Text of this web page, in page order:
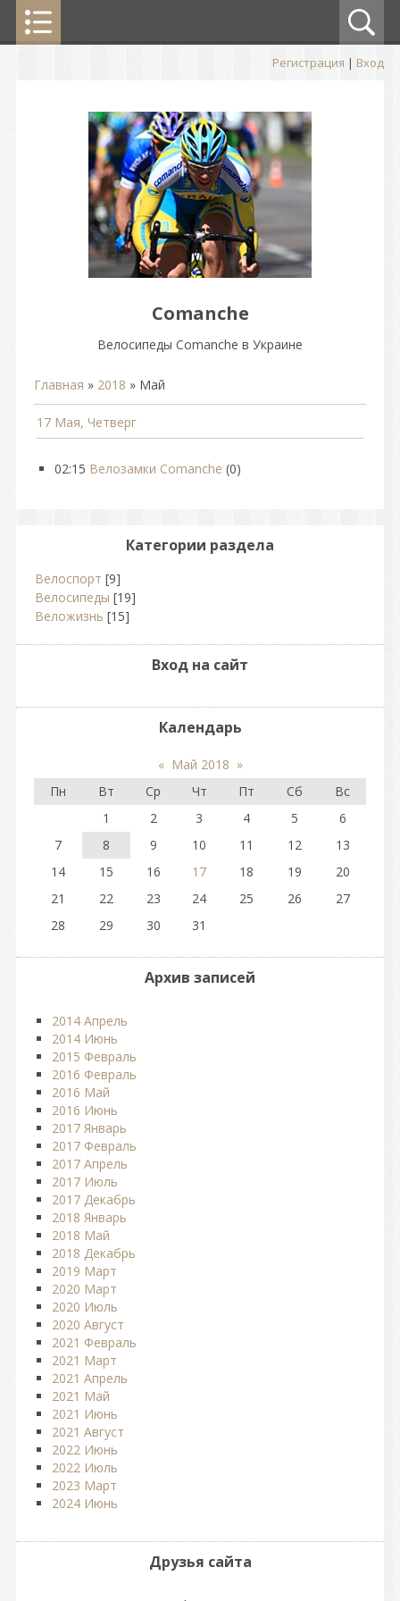
Регистрация | Вход
Comanche
Велосипеды Comanche в Украине
Главная » 2018 » Май
17 Мая, Четверг
02:15 Велозамки Comanche (0)
Категории раздела
Велоспорт [9]
Велосипеды [19]
Веложизнь [15]
Вход на сайт
Календарь
« Май 2018 »
Пн
Вт Ср Чт Пт Сб
Вс
1
2 3 4 5
6
7
8 9 10 11 12
13
14
15 16 17 18 19
20
21
22 23 24 25 26
27
28
29 30 31
Архив записей
2014 Апрель
2014 Июнь
2015 Февраль
2016 Февраль
2016 Май
2016 Июнь
2017 Январь
2017 Февраль
2017 Апрель
2017 Июль
2017 Декабрь
2018 Январь
2018 Май
2018 Декабрь
2019 Март
2020 Март
2020 Июль
2020 Август
2021 Февраль
2021 Март
2021 Апрель
2021 Май
2021 Июнь
2021 Август
2022 Июнь
2022 Июль
2023 Март
2024 Июнь
Друзья сайта